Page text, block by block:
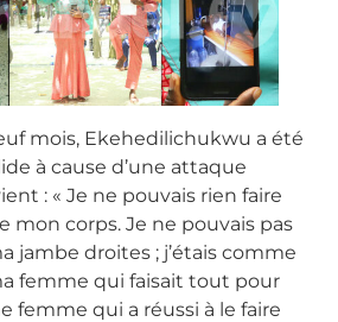
mois, Ekehedilichukwu a été
à cause d’une attaque
: « Je ne pouvais rien faire
mon corps. Je ne pouvais pas
jambe droites ; j’étais comme
femme qui faisait tout pour
femme qui a réussi à le faire